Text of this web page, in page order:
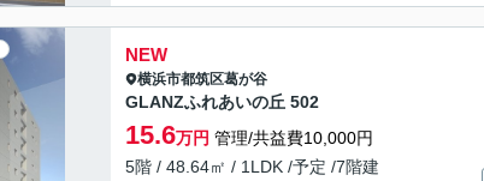
NEW
横浜市都筑区葛が谷
GLANZふれあいの丘 502
15.6万円 管理/共益費10,000円
5階 / 48.64㎡ / 1LDK /予定 /7階建